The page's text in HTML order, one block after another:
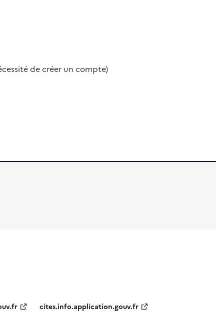
de créer un compte)
cites.info.application.gouv.fr